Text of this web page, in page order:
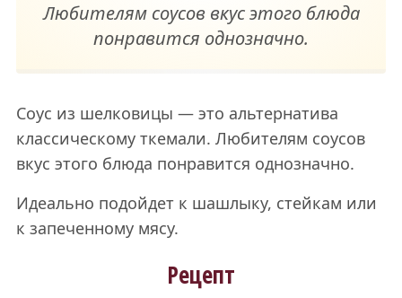
Любителям соусов вкус этого блюда
понравится однозначно.
Соус из шелковицы — это альтернатива
классическому ткемали. Любителям соусов
вкус этого блюда понравится однозначно.
Идеально подойдет к шашлыку, стейкам или
к запеченному мясу.
Рецепт